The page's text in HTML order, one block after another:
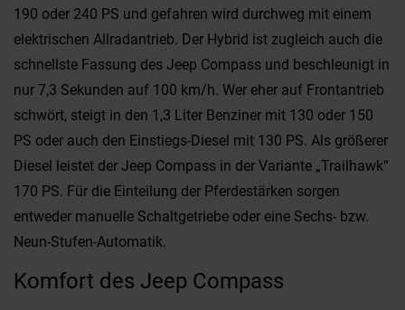
190 oder 240 PS und gefahren wird durchweg mit einem
elektrischen Allradantrieb. Der Hybrid ist zugleich auch die
schnellste Fassung des Jeep Compass und beschleunigt in
nur 7,3 Sekunden auf 100 km/h. Wer eher auf Frontantrieb
schwört, steigt in den 1,3 Liter Benziner mit 130 oder 150
PS oder auch den Einstiegs-Diesel mit 130 PS. Als größerer
Diesel leistet der Jeep Compass in der Variante „Trailhawk“
170 PS. Für die Einteilung der Pferdestärken sorgen
entweder manuelle Schaltgetriebe oder eine Sechs- bzw.
Neun-Stufen-Automatik.
Komfort des Jeep Compass